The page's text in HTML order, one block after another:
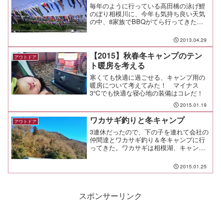
毎年のように行っている高田橋の泳げ鯉
のぼり相模川に、今年も気持ち良い天気
の中、8家族でBBQがてら行ってきた。
3,000円程度の食材と、飲み物持参という
ルールで持ち寄るので、時間を合わせて
買い出ししたりと...
2013.04.29
アウトドア
【2015】秋春冬キャンプのテン
ト暖房を考える
寒くても快適に過ごせる、キャンプ用の
暖房について考えてみた！ マイナス
3℃でも快適な寝心地の装備はコレだ！
2015.01.19
アウトドア ワカサギ釣りと冬キャンプ
3連休だったので、下の子を連れて会社の
仲間達とワカサギ釣り＆冬キャンプに行
ってきた。ワカサギは相模湖、キャンプ
2015.01.25
スポンサーリンク